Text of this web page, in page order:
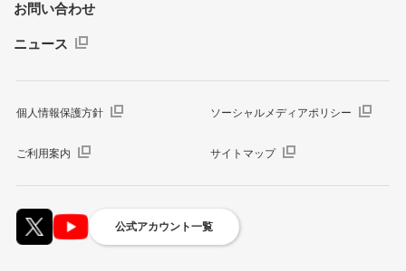
お問い合わせ
ニュース
個人情報保護方針 ソーシャルメディアポリシー
ご利用案内 サイトマップ
公式アカウント一覧